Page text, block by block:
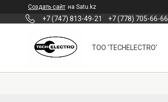
Создать сайт на Satu.kz
+7 (747) 813-49-21 +7 (778) 705-66-66
ТОО 'TECHELECTRO'